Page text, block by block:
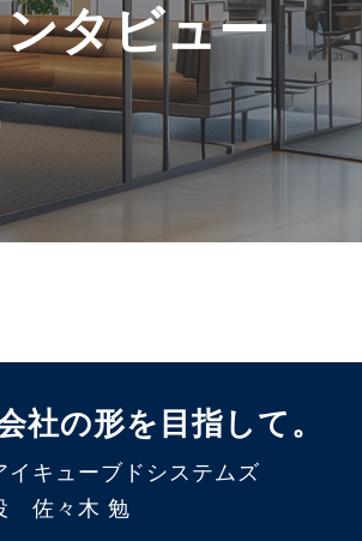
タビュー
社の形を目指して。
イキューブドシステムズ
佐々木 勉